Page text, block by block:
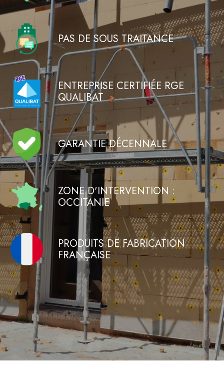
PAS DE SOUS TRAITANCE
ENTREPRISE CERTIFIÉE RGE
QUALIBAT
GARANTIE DÉCENNALE
ZONE D'INTERVENTION :
OCCITANIE
PRODUITS DE FABRICATION
FRANÇAISE